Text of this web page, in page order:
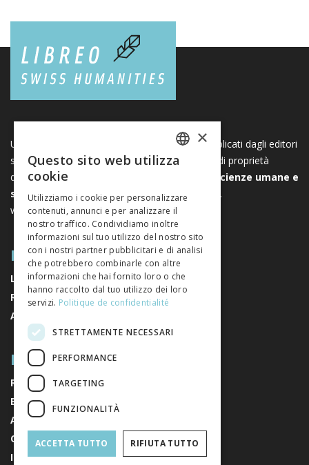
Una piattaforma unica per i libri e le riviste pubblicati dagli editori
svizzeri di scienze umane e sociali. Libreo.ch è di proprietà
dell’
Associazione svizzera degli editori di scienze umane e
sociali. È un’associazione senza scopo di lucro.
www.editeurssuisses.ch
MAPPA DEL SITO
LIBRI
RIVISTE
AUTORI
RIGUARDO A NOI
RIGUARDO A NOI
EDITORI
AVVISI LEGALI
CONDIZIONI GENERALI DI VENDITA
ISCRIVITI ALLA NEWSLETTER
FRENCH
×
Questo sito web utilizza
cookie
Utilizziamo i cookie per personalizzare
contenuti, annunci e per analizzare il
nostro traffico. Condividiamo inoltre
informazioni sul tuo utilizzo del nostro sito
con i nostri partner pubblicitari e di analisi
che potrebbero combinarle con altre
informazioni che hai fornito loro o che
hanno raccolto dal tuo utilizzo dei loro
servizi. Politique de confidentialité
STRETTAMENTE NECESSARI
PERFORMANCE
TARGETING
FUNZIONALITÀ
ACCETTA TUTTO RIFIUTA TUTTO